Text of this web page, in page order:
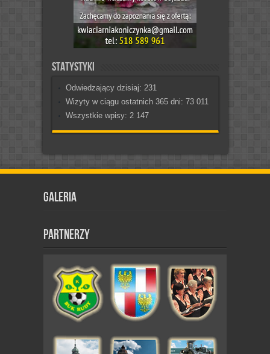
Statystyki
Odwiedzający dzisiaj: 231
Wizyty w ciągu ostatnich 365 dni: 73 011
Wszystkie wpisy: 2 147
Galeria
Partnerzy